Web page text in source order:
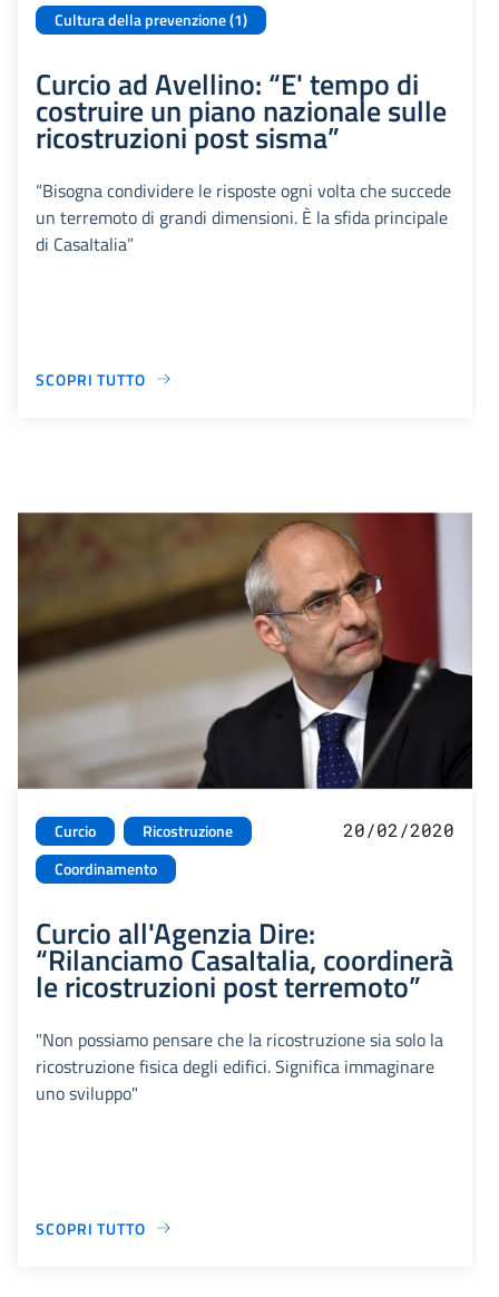
Cultura della prevenzione (1)
Curcio ad Avellino: “E' tempo di
costruire un piano nazionale sulle
ricostruzioni post sisma”
“Bisogna condividere le risposte ogni volta che succede
un terremoto di grandi dimensioni. È la sfida principale
di CasaItalia”
SCOPRI TUTTO
Curcio
Ricostruzione
Coordinamento
20/02/2020
Curcio all'Agenzia Dire:
“Rilanciamo CasaItalia, coordinerà
le ricostruzioni post terremoto”
"Non possiamo pensare che la ricostruzione sia solo la
ricostruzione fisica degli edifici. Significa immaginare
uno sviluppo"
SCOPRI TUTTO